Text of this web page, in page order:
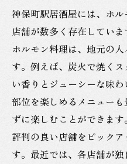
神保町駅居酒屋には、ホ
店舗が数多く存在してい
ホルモン料理は、地元の
す。例えば、炭火で焼く
い香りとジューシーな味
部位を楽しめるメニュー
ずに楽しむことができます
評判の良い店舗をピック
す。最近では、各店舗が